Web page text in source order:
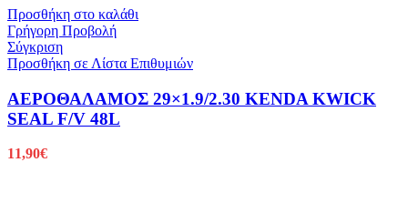
Προσθήκη στο καλάθι
Γρήγορη Προβολή
Σύγκριση
Προσθήκη σε Λίστα Επιθυμιών
ΑΕΡΟΘΑΛΑΜΟΣ 29×1.9/2.30 KENDA KWICK
SEAL F/V 48L
11,90€